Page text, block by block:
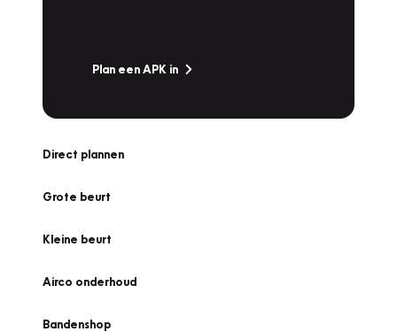
Plan een APK in
Direct plannen
Grote beurt
Kleine beurt
Airco onderhoud
Bandenshop